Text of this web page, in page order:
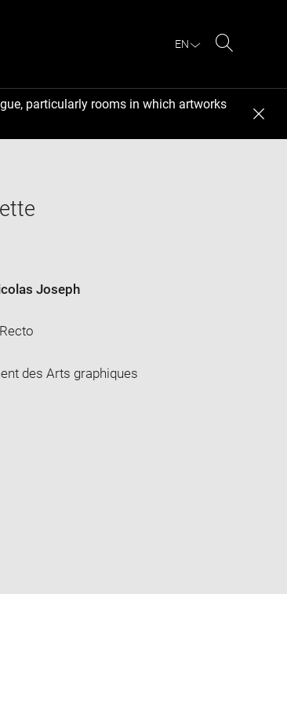
EN
particularly rooms in which artworks
Joseph
des Arts graphiques